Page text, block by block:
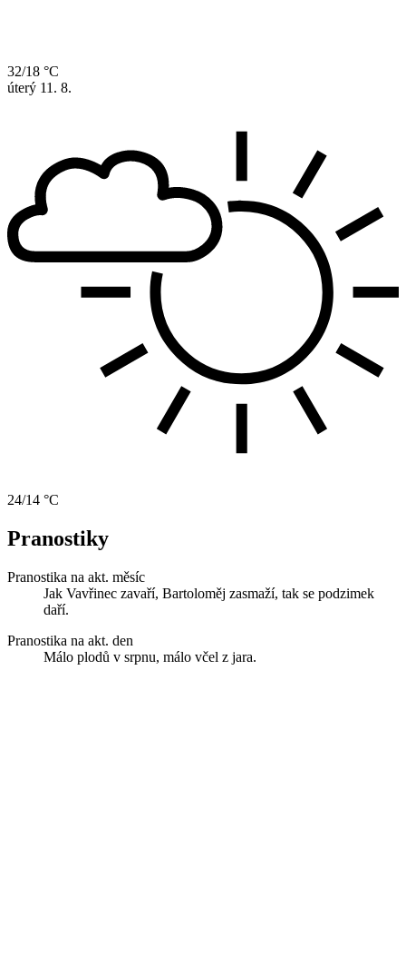
32/18 °C
úterý 11. 8.
24/14 °C
Pranostiky
Pranostika na akt. měsíc
Jak Vavřinec zavaří, Bartoloměj zasmaží, tak se podzimek
daří.
Pranostika na akt. den
Málo plodů v srpnu, málo včel z jara.